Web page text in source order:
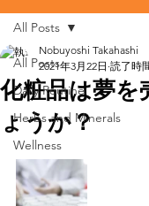
All Posts
Daily Routine
Herbs and Minerals
Wellness
All Posts
化粧品は夢を
ょうか？
Nobuyoshi Takahashi
2021年3月22日 読了時